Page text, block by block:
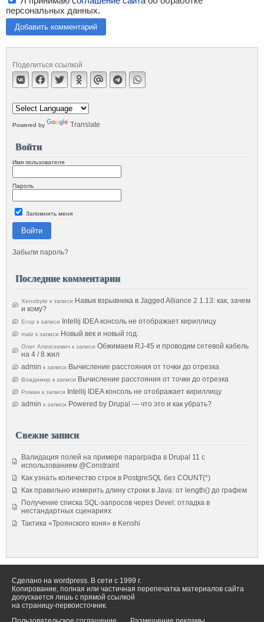
персональных данных.
Добавить комментарий
Поделиться ссылкой
Powered by Translate
Войти
Имя пользователя
Пароль
Запомнить меня
Войти
Забыли пароль?
Последние комментарии
Xenobyte к записи Навык взрывника в Jagged Alliance 2 1.13: как, зачем
и кому?
Егор к записи Intellij IDEA консоль не отображает кириллицу
malz к записи Новый век и новый год.
Олег Алексеевич к записи Обжимаем RJ-45 и проводим сетевой кабель
на 4 / 8 жил
admin к записи Вычисление расстояния от точки до отрезка
Владимир к записи Вычисление расстояния от точки до отрезка
Роман к записи
Intellij IDEA консоль не отображает кириллицу
admin к записи Powered by Drupal — что это и как убрать?
Свежие записи
Валидация полей на примере параграфа в Drupal 11 с
использованием @Constraint
Как узнать количество строк в PostgreSQL без COUNT(*)
Как правильно измерить длину строки в Java: от length() до графем
Получение списка SQL-запросов через Devel: отладка в
нестандартных сценариях
Тактика «Троянского коня» в Kenshi
Сделано на wordpress. В сети с 1999 г.
Копирование, полная или частичная перепечатка материалов сайта
допускается лишь с прямой ссылкой
на страницу-первоисточник.